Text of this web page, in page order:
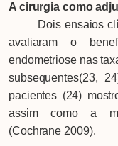
A cirurgia como
Dois ensaios
avaliaram o
endometriose nas
subsequentes(23,
pacientes (24)
assim como a
(Cochrane 2009).